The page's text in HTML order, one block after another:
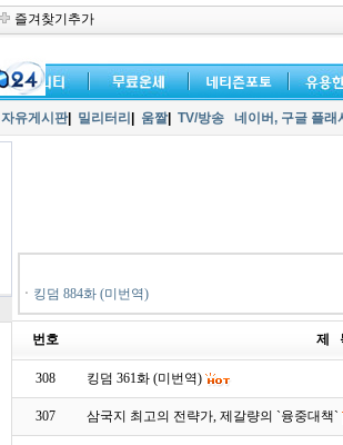
즐겨찾기추가
자유게시판| 밀리터리 움짤| TV/방송 네이버, 구글 플
ㆍ 킹덤 884화 (미번역)
번호 제
308 킹덤 361화 (미번역)
307 삼국지 최고의 전략가, 제갈량의 `융중대책`